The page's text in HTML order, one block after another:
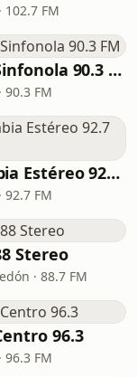
102.7 FM
Radio Sinfonola 90.3 FM
90.3 FM
Columbia Estéreo 92.7 FM
92.7 FM
Stereo
· 88.7 FM
96.3
96.3 FM